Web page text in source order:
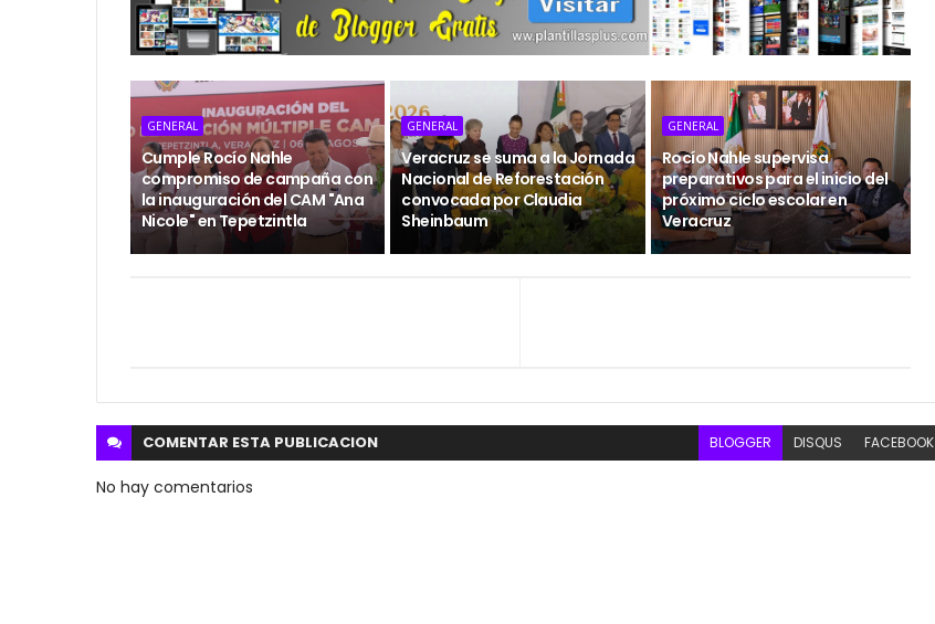
GENERAL
Cumple Rocío Nahle
compromiso de campaña con
la inauguración del CAM "Ana
Nicole" en Tepetzintla
GENERAL
Veracruz se suma a la Jornada
Nacional de Reforestación
convocada por Claudia
Sheinbaum
GENERAL
Rocío Nahle supervisa
preparativos para el inicio del
próximo ciclo escolar en
Veracruz
COMENTAR ESTA PUBLICACION BLOGGER DISQUS FACEBOOK
No hay comentarios